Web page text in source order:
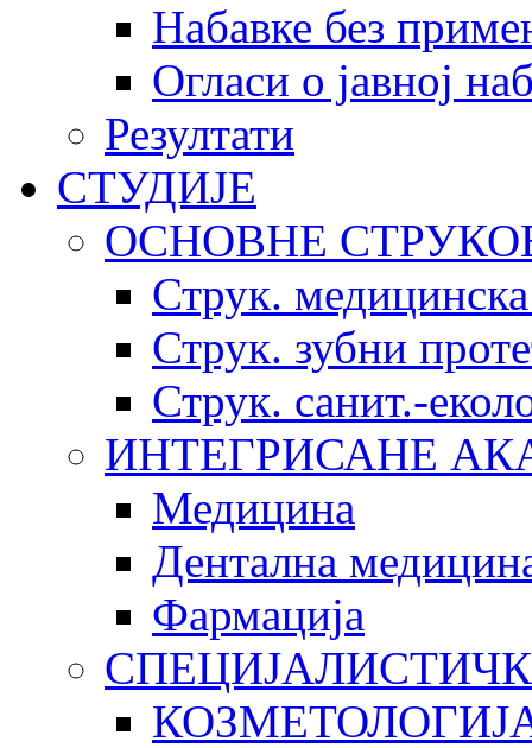
Набавке без
Огласи о јавној
Резултати
СТУДИЈЕ
ОСНОВНЕ
Струк. медицинска
Струк. зубни
Струк. санит.-
ИНТЕГРИСАНЕ
Медицина
Дентална
Фармација